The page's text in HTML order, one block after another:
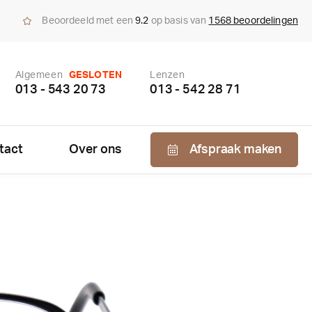
Beoordeeld met een9.2 op basis van 1568 beoordelingen
Algemeen GESLOTEN
013 - 543 20 73
Lenzen
013 - 542 28 71
Over ons Afspraak maken
bepaling